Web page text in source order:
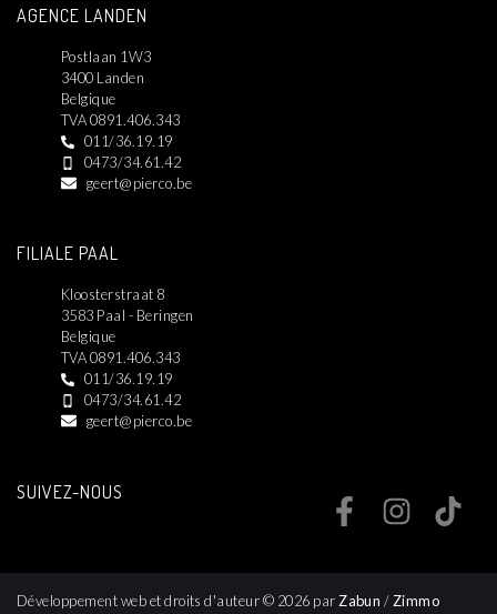
AGENCE LANDEN
Postlaan 1W3
3400 Landen
Belgique
TVA 0891.406.343
011/36.19.19
0473/34.61.42
geert@pierco.be
FILIALE PAAL
Kloosterstraat 8
3583 Paal - Beringen
Belgique
TVA 0891.406.343
011/36.19.19
0473/34.61.42
geert@pierco.be
SUIVEZ-NOUS
Développement web et droits d'auteur © 2026 par Zabun / Zimmo